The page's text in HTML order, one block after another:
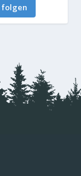
folgen